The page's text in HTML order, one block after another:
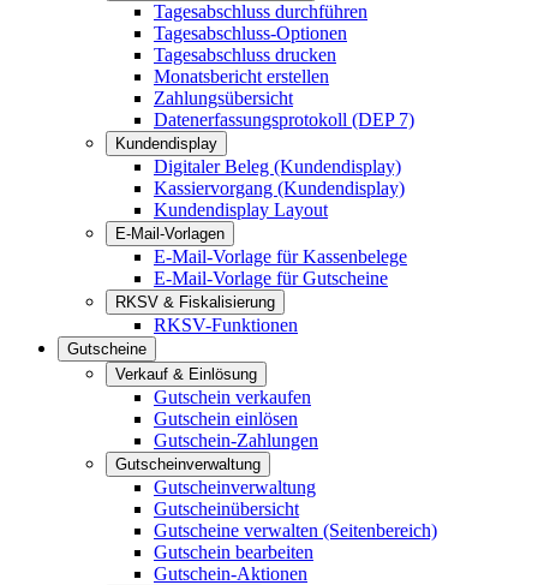
Tagesabschluss durchführen
Tagesabschluss-Optionen
Tagesabschluss drucken
Monatsbericht erstellen
Zahlungsübersicht
Datenerfassungsprotokoll (DEP 7)
Kundendisplay
Digitaler Beleg (Kundendisplay)
Kassiervorgang (Kundendisplay)
Kundendisplay Layout
E-Mail-Vorlagen
E-Mail-Vorlage für Kassenbelege
E-Mail-Vorlage für Gutscheine
RKSV & Fiskalisierung
RKSV-Funktionen
Gutscheine
Verkauf & Einlösung
Gutschein verkaufen
Gutschein einlösen
Gutschein-Zahlungen
Gutscheinverwaltung
Gutscheinverwaltung
Gutscheinübersicht
Gutscheine verwalten (Seitenbereich)
Gutschein bearbeiten
Gutschein-Aktionen